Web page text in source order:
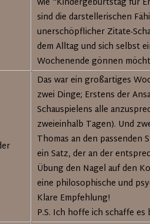
sind die darstellerischen
unerschöpflicher Zitate-
dem Alltag und sich selbst
Wochenende gönnen
Das war ein großartiges
zwei Dinge; Erstens der
Schauspielens alle
zweieinhalb Tagen). Und
Thomas an den passenden
ein Satz, der an der
Übung den Nagel auf den
eine philosophische und
Klare Empfehlung!
P.S. Ich hoffe ich schaffe